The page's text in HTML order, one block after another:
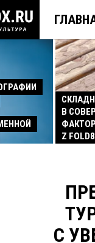
В
Z FOLD8
С